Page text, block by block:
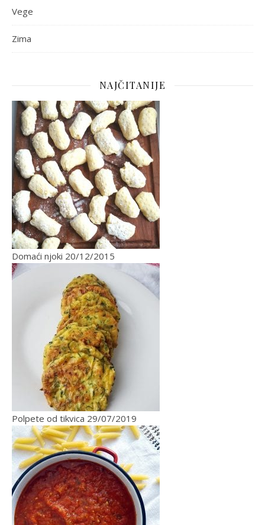
Vege
Zima
NAJČITANIJE
Domaći njoki 20/12/2015
Polpete od tikvica 29/07/2019